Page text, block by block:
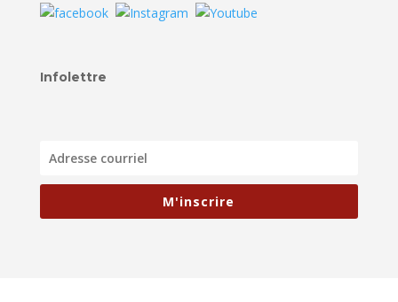
Infolettre
M'inscrire